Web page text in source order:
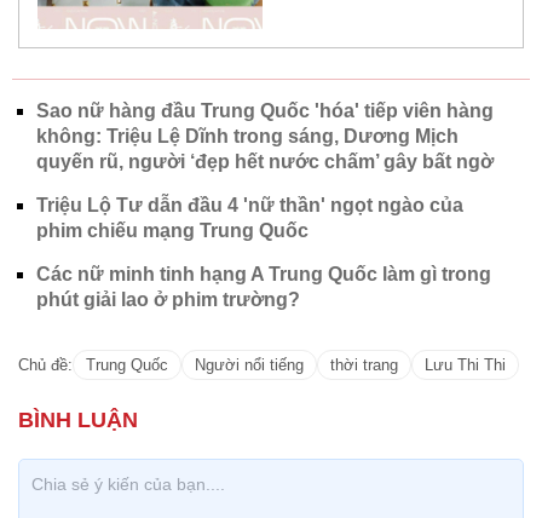
Sao nữ hàng đầu Trung Quốc 'hóa' tiếp viên hàng
không: Triệu Lệ Dĩnh trong sáng, Dương Mịch
quyến rũ, người ‘đẹp hết nước chấm’ gây bất ngờ
Triệu Lộ Tư dẫn đầu 4 'nữ thần' ngọt ngào của
phim chiếu mạng Trung Quốc
Các nữ minh tinh hạng A Trung Quốc làm gì trong
phút giải lao ở phim trường?
Chủ đề: Trung Quốc Người nổi tiếng thời trang Lưu Thi Thi